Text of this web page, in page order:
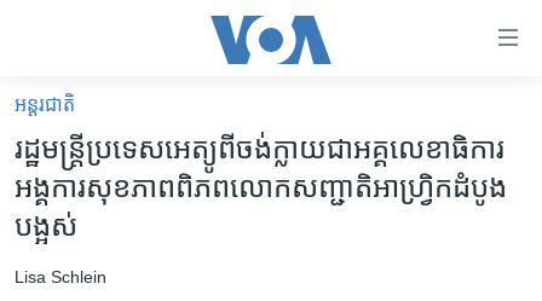
គេហទំព័រ​
ទាក់ទង
រំលង​
និង​
ចូល​
ទំព័រ​
អន្តរជាតិ
អាមេរិក
អន្តរជាតិ
រដ្ឋ​មន្រ្តី​ប្រទេស​អេត្យូពី​ចង់​ក្លាយ​ជា​អគ្គលេខាធិការ​
អង្គការ​សុខភាព​ពិភព​លោក​​សញ្ជាតិ​អាហ្រ្វិក​ដំបូង​​
បង្អស់
Lisa Schlein